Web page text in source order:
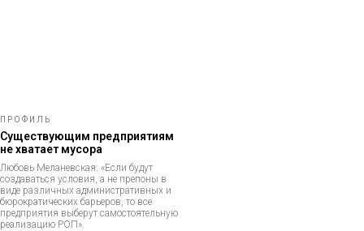
ПРОФИЛЬ
Существующим предприятиям
не хватает мусора
Любовь Меланевская: «Если будут
создаваться условия, а не препоны в
виде различных административных и
бюрократических барьеров, то все
предприятия выберут самостоятельную
реализацию РОП».